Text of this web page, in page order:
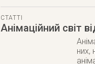
СТАТТІ
Анімаційний світ
них,